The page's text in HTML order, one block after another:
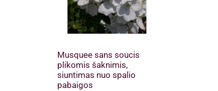
Musquee sans soucis
plikomis šaknimis,
siuntimas nuo spalio
pabaigos